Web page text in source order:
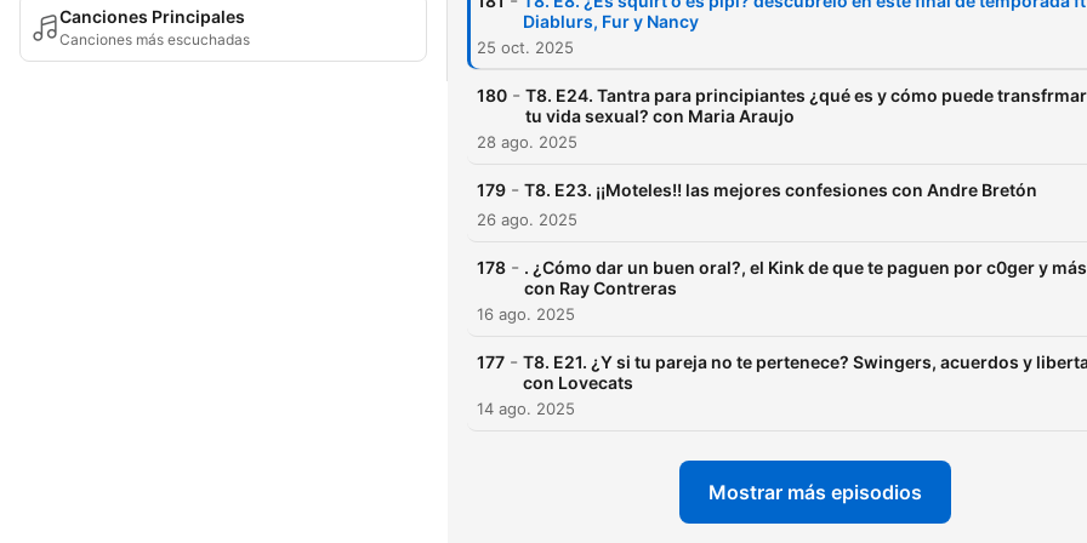
Canciones Principales
Canciones más escuchadas
mitos sexuales y
confort, todo con un toque
comedia y una buena
es ese espacio donde
mis experiencias y
conocimientos, y busco
cuestionar, conectar y
@podcasmomultiple y
acompáñanos en esta
Diablurs, Fur y Nancy
25 oct. 2025
180 - T8. E24. Tantra para principiantes ¿qué es y cómo puede transfrmar
tu vida sexual? con Maria Araujo
28 ago. 2025
179 - T8. E23. ¡¡Moteles!! las mejores confesiones con Andre Bretón
26 ago. 2025
178 - . ¿Cómo dar un buen oral?, el Kink de que te paguen por c0ger y más
con Ray Contreras
16 ago. 2025
177 - T8. E21. ¿Y si tu pareja no te pertenece? Swingers, acuerdos y
con Lovecats
14 ago. 2025
Mostrar más episodios